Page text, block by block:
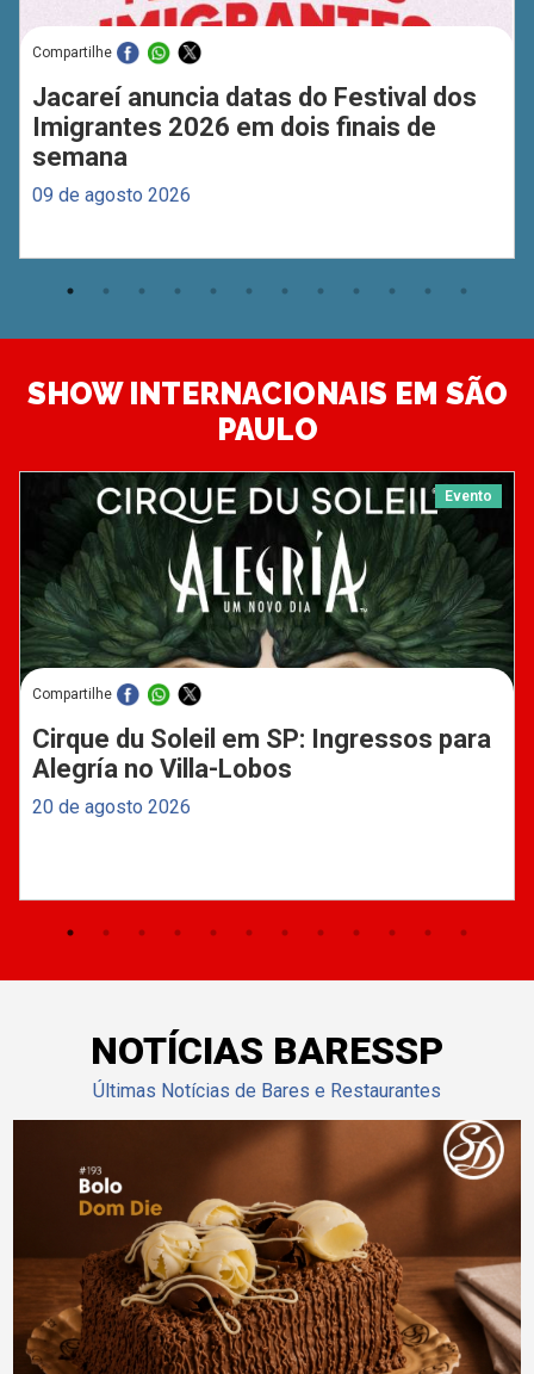
Compartilhe
Jacareí anuncia datas do Festival dos
Imigrantes 2026 em dois finais de
semana
09 de agosto 2026
SHOW INTERNACIONAIS EM SÃO
PAULO
Evento
Compartilhe
Cirque du Soleil em SP: Ingressos para
Alegría no Villa-Lobos
20 de agosto 2026
NOTÍCIAS BARESSP
Últimas Notícias de Bares e Restaurantes